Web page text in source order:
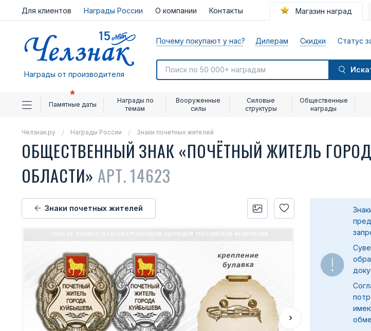
Для клиентов Награды России О компании Контакты Магазин наград
Награды от производителя
Почему покупают у нас? Дилерам Скидки Статус
Памятные даты
Награды по
темам
Вооруженные
силы
Силовые
структуры
Общественные
награды
Челзнак.ру Награды России Знаки почетных жителей
ОБЩЕСТВЕННЫЙ ЗНАК «ПОЧЁТНЫЙ ЖИТЕЛЬ
ОБЛАСТИ» АРТ. 14623
Знаки почетных жителей